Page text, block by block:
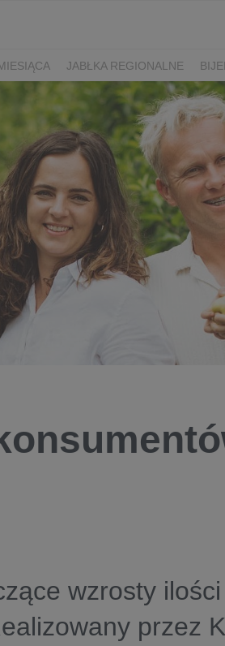
JABŁKA REGIONALNE
wzrosty ilości
przez